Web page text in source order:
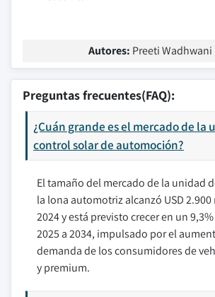
Autores: Preeti
Preguntas frecuentes(FAQ):
¿Cuán grande es el mercado de la
control solar de automoción?
El tamaño del mercado de la unidad
la lona automotriz alcanzó USD
2024 y está previsto crecer en un 9,3%
2025 a 2034, impulsado por el
demanda de los consumidores de
y premium.